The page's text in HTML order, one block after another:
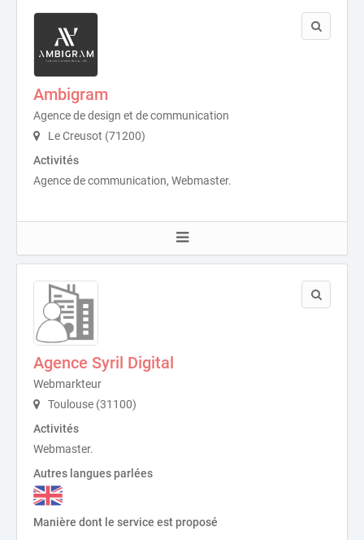
Ambigram
Agence de design et de communication
Le Creusot (71200)
Activités
Agence de communication, Webmaster.
Agence Syril Digital
Webmarkteur
Toulouse (31100)
Activités
Webmaster.
Autres langues parlées
Manière dont le service est proposé